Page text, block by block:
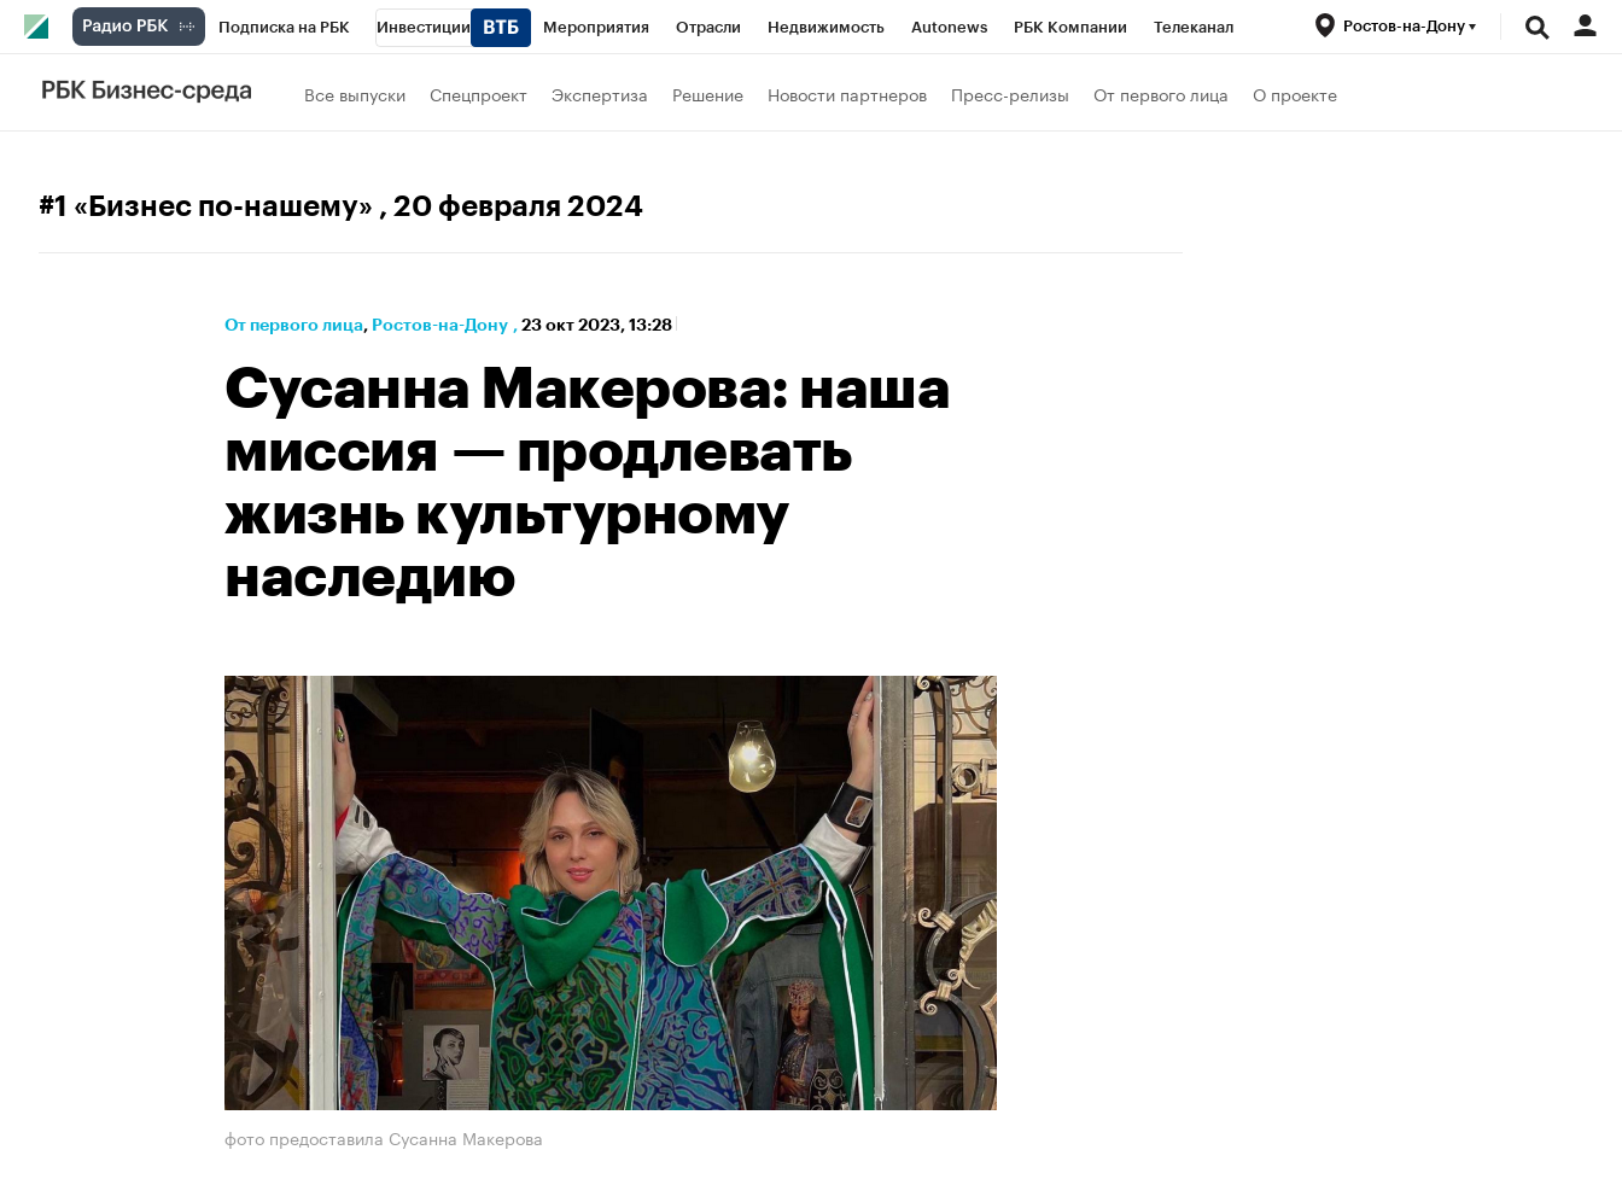
Подписка на РБК Инвестиции Мероприятия Отрасли Недвижимость Autonews РБК Компании Телеканал
РБК Вино
Ростов-на-Дону
Все выпуски Спецпроект Экспертиза Решение Новости партнеров Пресс-релизы От первого лица О проекте
#1 «Бизнес по-нашему» , 20 февраля 2024
От первого лица⁠, Ростов-на-Дону , 23 окт 2023, 13:28
Сусанна Макерова: наша
миссия — продлевать
жизнь культурному
наследию
фото предоставила Сусанна Макерова